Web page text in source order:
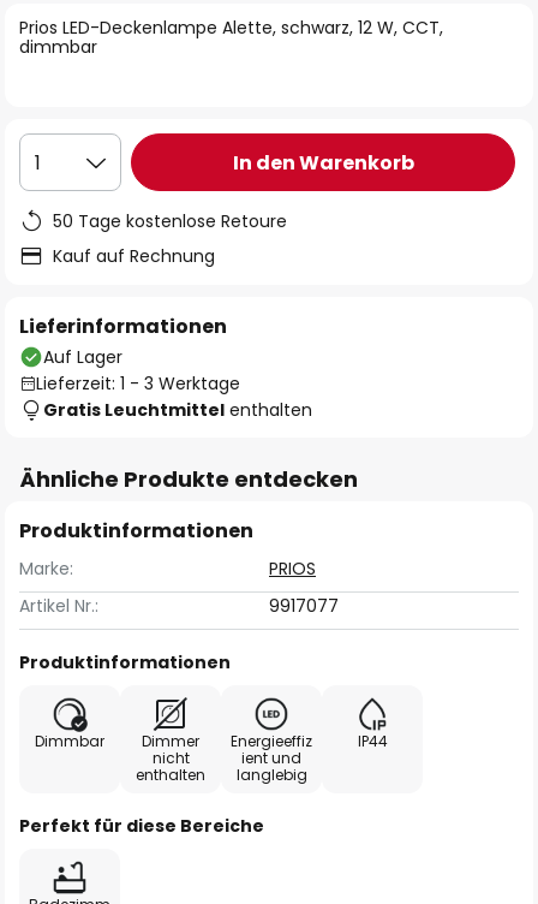
Prios LED-Deckenlampe Alette, schwarz, 12 W, CCT,
dimmbar
1 In den Warenkorb
50 Tage kostenlose Retoure
Kauf auf Rechnung
Lieferinformationen
Auf Lager
Lieferzeit: 1 - 3 Werktage
Gratis Leuchtmittel enthalten
Ähnliche Produkte entdecken
Produktinformationen
Marke:
PRIOS
Artikel Nr.:
9917077
Produktinformationen
Dimmbar
Dimmer
nicht
enthalten
Energieeffiz
ient und
langlebig
IP44
Perfekt für diese Bereiche